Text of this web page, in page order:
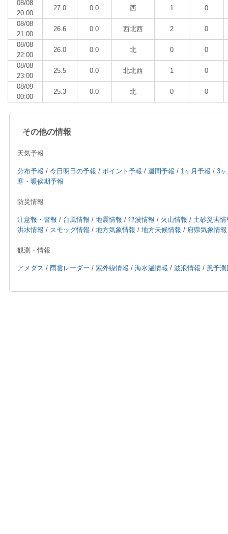
08/08
20:00
27.0 0.0 西 1 0
08/08
21:00
26.6 0.0 西北西 2 0
08/08
22:00
26.0 0.0 北 0 0
08/08
23:00
25.5 0.0 北北西 1 0
08/09
00:00
25.3 0.0 北 0 0
その他の情報
天気予報
分布予報 / 今日明日の予報 / ポイント予報 / 週間予報 / 1ヶ月予報 / 3
寒・暖侯期予報
防災情報
注意報・警報 / 台風情報 / 地震情報 / 津波情報 / 火山情報 / 土砂災害情
洪水情報 / スモッグ情報 / 地方気象情報 / 地方天候情報 / 府県気象情報
観測・情報
アメダス / 雨雲レーダー / 紫外線情報 / 海水温情報 / 波浪情報 / 風予測